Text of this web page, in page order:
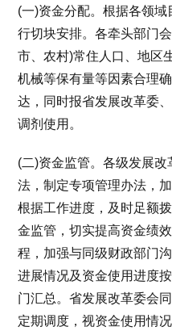
(一)资金分配。根据各领
行切块安排。各牵头部门
市、农村)常住人口、地区
机械等保有量等因素合理
达，同时报省发展改革委
调剂使用。
(二)资金监管。各级发展
法，制定专项管理办法，
根据工作进度，及时足额
金监管，切实提高资金绩
程，加强与同级财政部门
进展情况及资金使用进度
门汇总。省发展改革委会
定期调度，视资金使用情